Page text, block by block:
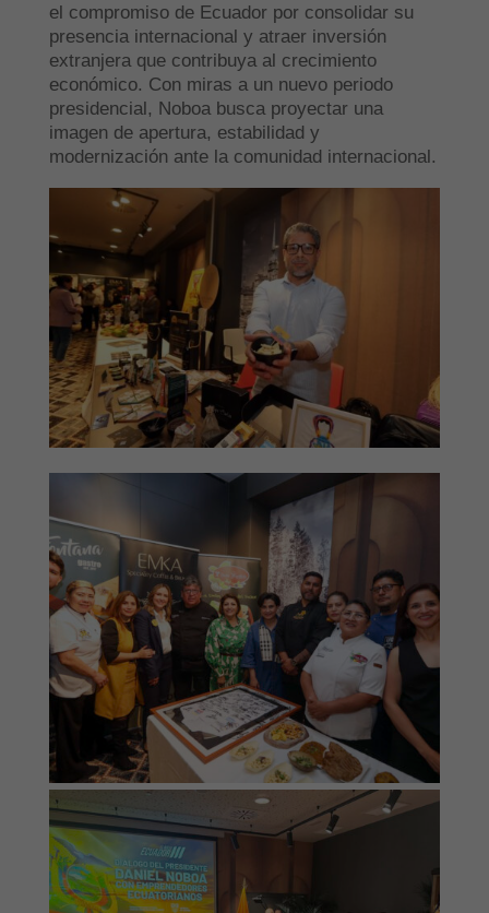
el compromiso de Ecuador por consolidar su
presencia internacional y atraer inversión
extranjera que contribuya al crecimiento
económico. Con miras a un nuevo periodo
presidencial, Noboa busca proyectar una
imagen de apertura, estabilidad y
modernización ante la comunidad internacional.